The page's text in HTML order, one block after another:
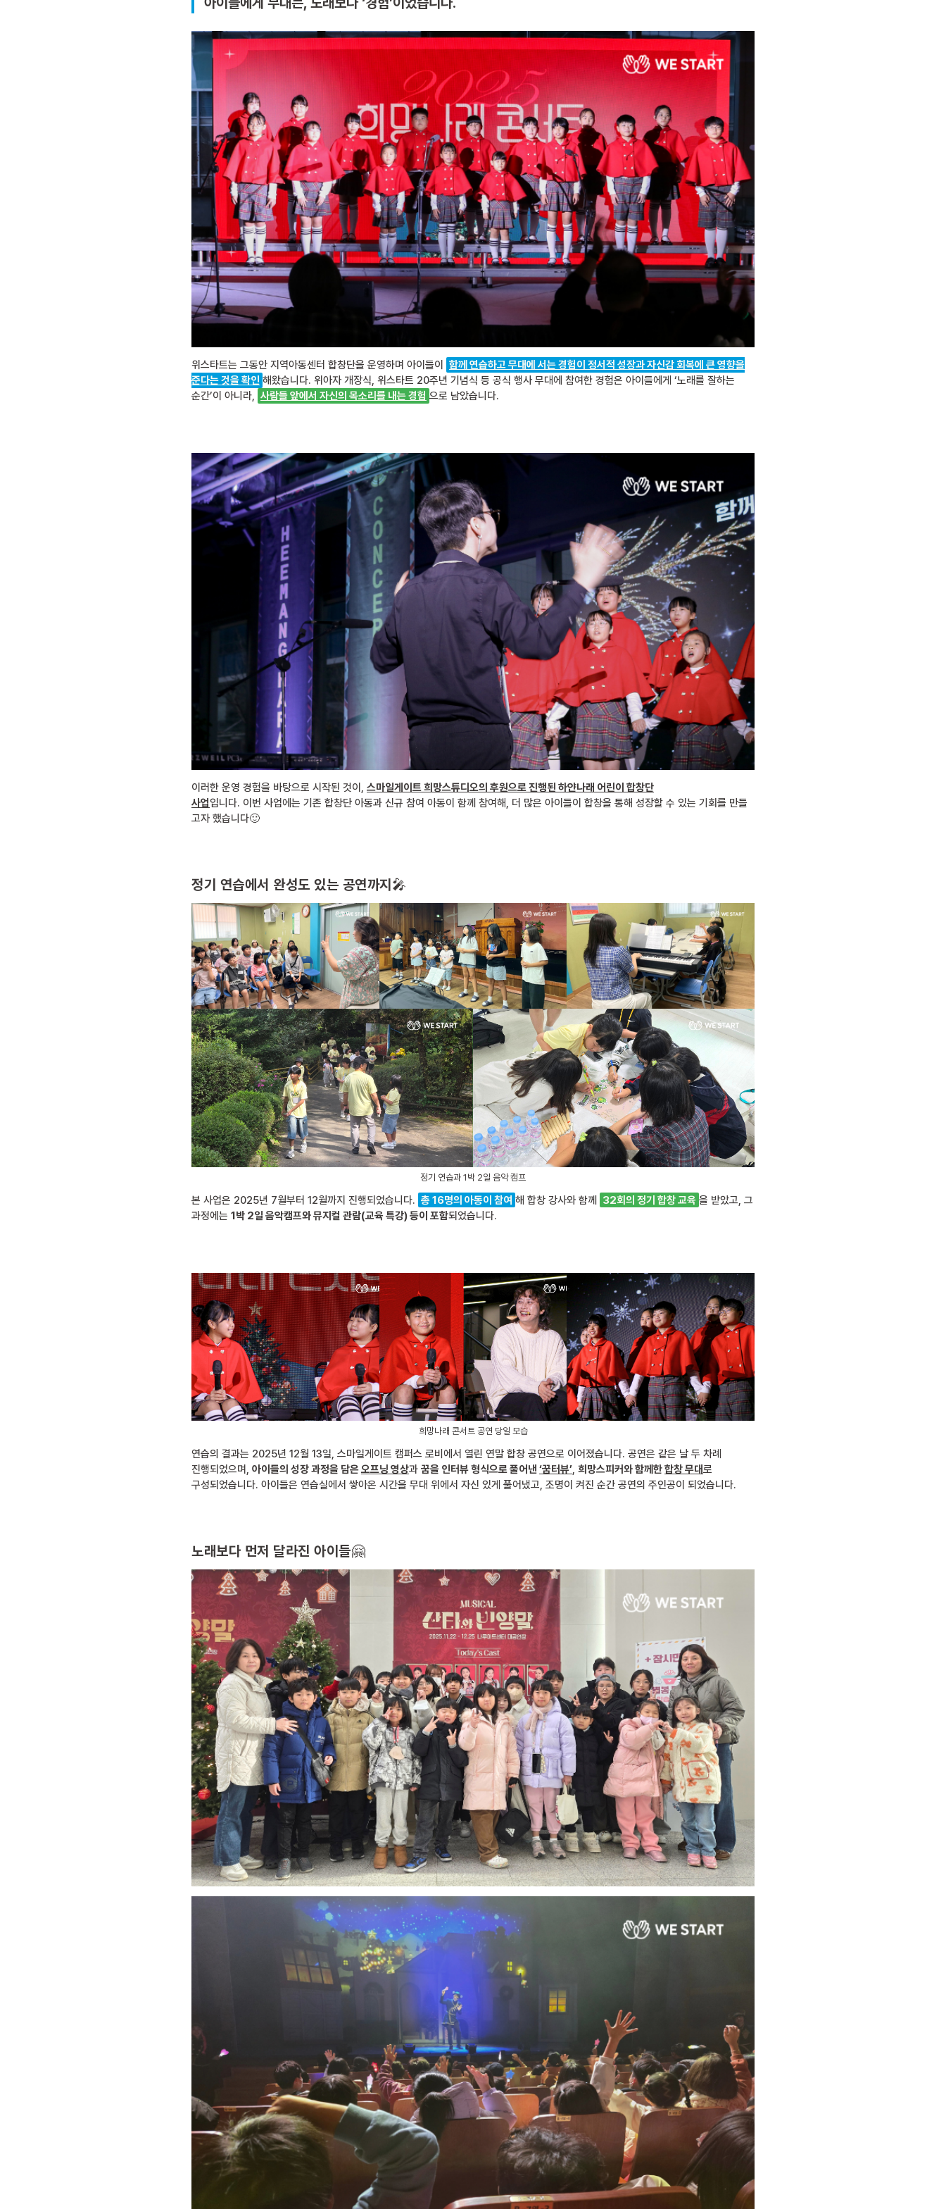
위스타트는 그동안 지역아동센터 합창단을 운영하며 아이들이
함께 연습하고 무대에 서는 경험이 정서적 성장과 자신감 회복에 큰 영향을
준다는 것을 확인 해왔습니다. 위아자 개장식, 위스타트 20주년 기념식 등 공식 행사 무대에 참여한 경험은 아이들에게 ‘노래를 잘하는
순간’이 아니라, 사람들 앞에서 자신의 목소리를 내는 경험 으로 남았습니다.
이러한 운영 경험을 바탕으로 시작된 것이, 스마일게이트 희망스튜디오의 후원으로 진행된 하얀나래 어린이 합창단
사업입니다. 이번 사업에는 기존 합창단 아동과 신규 참여 아동이 함께 참여해, 더 많은 아이들이 합창을 통해 성장할 수 있는 기회를 만들
고자 했습니다🙂
정기 연습에서 완성도 있는 공연까지 🎤
정기 연습과 1박 2일 음악 캠프
본 사업은 2025년 7월부터 12월까지 진행되었습니다. 총 16명의 아동이 참여 해 합창 강사와 함께 32회의 정기 합창 교육 을 받았고, 그
과정에는 1박 2일 음악캠프와 뮤지컬 관람(교육 특강) 등이 포함되었습니다.
희망나래 콘서트 공연 당일 모습
연습의 결과는 2025년 12월 13일, 스마일게이트 캠퍼스 로비에서 열린 연말 합창 공연으로 이어졌습니다. 공연은 같은 날 두 차례
진행되었으며, 아이들의 성장 과정을 담은오프닝 영상과 꿈을 인터뷰 형식으로 풀어낸 ‘꿈터뷰’, 희망스피커와 함께한합창 무대로
구성되었습니다. 아이들은 연습실에서 쌓아온 시간을 무대 위에서 자신 있게 풀어냈고, 조명이 켜진 순간 공연의 주인공이 되었습니다.
노래보다 먼저 달라진 아이들🤗